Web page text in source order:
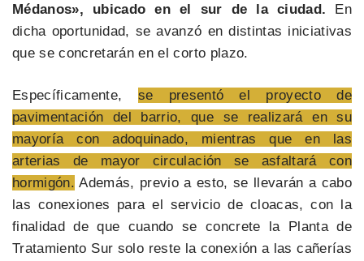
Médanos», ubicado en el sur de la ciudad. En
dicha oportunidad, se avanzó en distintas iniciativas
que se concretarán en el corto plazo.
Específicamente, se presentó el proyecto de
pavimentación del barrio, que se realizará en su
mayoría con adoquinado, mientras que en las
arterias de mayor circulación se asfaltará con
hormigón. Además, previo a esto, se llevarán a cabo
las conexiones para el servicio de cloacas, con la
finalidad de que cuando se concrete la Planta de
Tratamiento Sur solo reste la conexión a las cañerías